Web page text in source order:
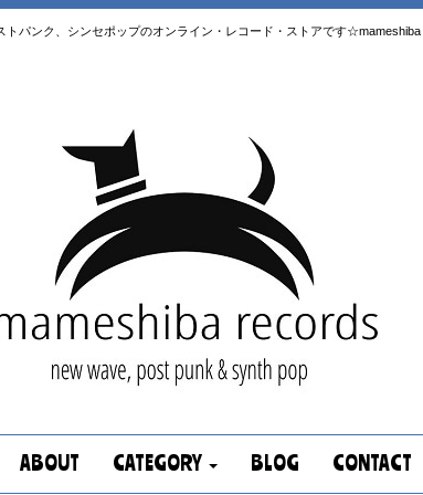
パンク、シンセポップのオンライン・レコード・ストアです
ABOUT CATEGORY BLOG CONTACT